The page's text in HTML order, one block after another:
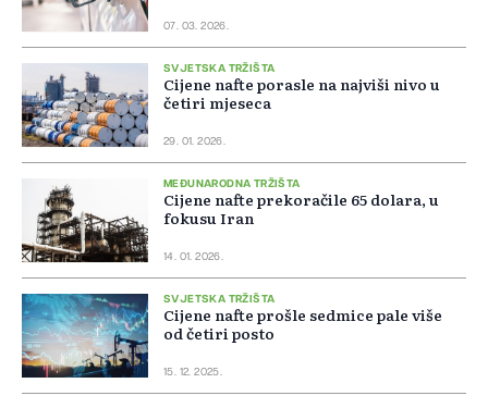
07. 03. 2026.
SVJETSKA TRŽIŠTA
Cijene nafte porasle na najviši nivo u
četiri mjeseca
29. 01. 2026.
MEĐUNARODNA TRŽIŠTA
Cijene nafte prekoračile 65 dolara, u
fokusu Iran
14. 01. 2026.
SVJETSKA TRŽIŠTA
Cijene nafte prošle sedmice pale više
od četiri posto
15. 12. 2025.